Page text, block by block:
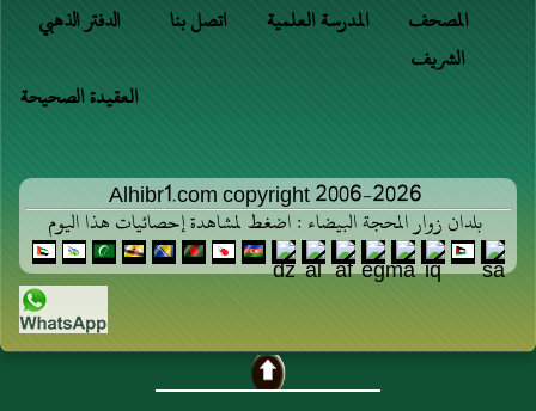
الدفتر الذهبي اتصل بنا المدرسة العلمية
المصحف
الشريف
العقيدة الصحيحة
Alhibr1.com copyright 2006-2026
بلدان زوار المحجة البيضاء : اضغط لمشاهدة إحصائيات هذا اليوم